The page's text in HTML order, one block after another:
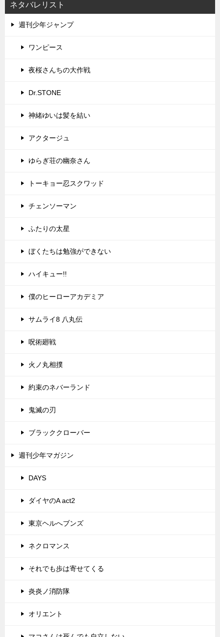
ネタバレリスト
週刊少年ジャンプ
ワンピース
夜桜さんちの大作戦
Dr.STONE
神緒ゆいは髪を結い
アクタージュ
ゆらぎ荘の幽奈さん
トーキョー忍スクワッド
チェンソーマン
ふたりの太星
ぼくたちは勉強ができない
ハイキュー!!
僕のヒーローアカデミア
サムライ8 八丸伝
呪術廻戦
火ノ丸相撲
約束のネバーランド
鬼滅の刃
ブラッククローバー
週刊少年マガジン
DAYS
ダイヤのA act2
東京ヘルへブンズ
ネクロマンス
それでも歩は寄せてくる
炎炎ノ消防隊
オリエント